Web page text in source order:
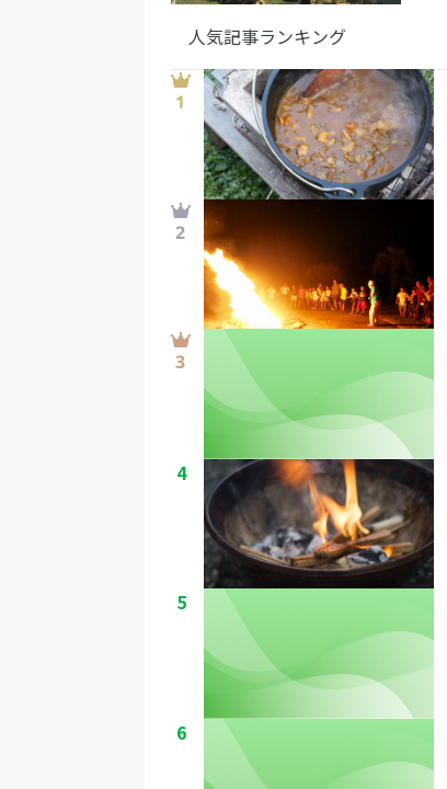
人気記事ランキング
4
5
6